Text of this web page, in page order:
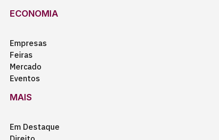
ECONOMIA
Empresas
Feiras
Mercado
Eventos
MAIS
Em Destaque